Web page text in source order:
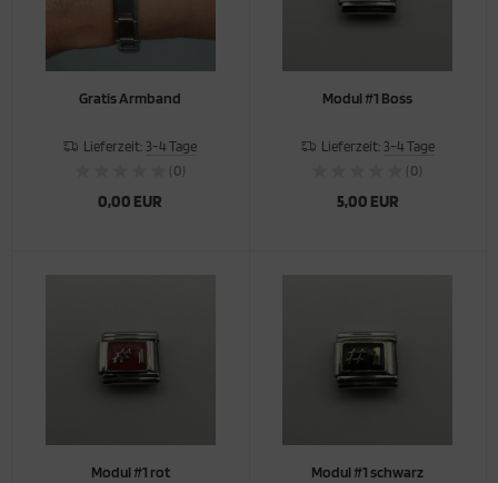
Gratis Armband
Lieferzeit: 3-4 Tage
(0)
0,00 EUR
Modul #1 Boss
Lieferzeit: 3-4 Tage
(0)
5,00 EUR
Modul #1 rot Modul #1 schwarz
Figuren
Mond Sterne
/ Zeichen